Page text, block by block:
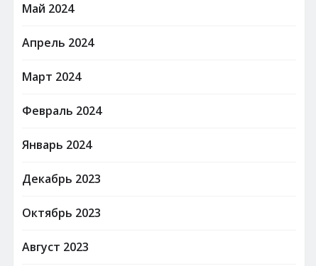
Май 2024
Апрель 2024
Март 2024
Февраль 2024
Январь 2024
Декабрь 2023
Октябрь 2023
Август 2023